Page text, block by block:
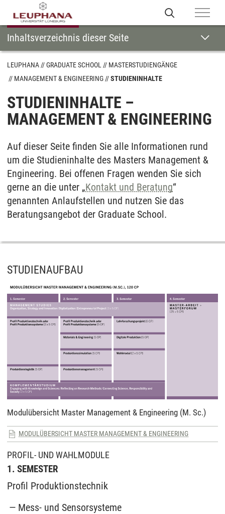
LEUPHANA GRADUATE SCHOOL
MASTERSTUDIENGÄNGE
MANAGEMENT & ENGINEERING
STUDIENINHALTE
STUDIENINHALTE –
MANAGEMENT & ENGINEERING
Auf dieser Seite finden Sie alle Informationen rund
um die Studieninhalte des Masters Management &
Engineering. Bei offenen Fragen wenden Sie sich
gerne an die unter „Kontakt und Beratung“
genannten Anlaufstellen und nutzen Sie das
Beratungsangebot der Graduate School.
Inhaltsverzeichnis dieser Seite
STUDIENAUFBAU
Modulübersicht Master Management & Engineering (M. Sc.)
MODULÜBERSICHT MASTER MANAGEMENT & ENGINEERING
PROFIL- UND WAHLMODULE
1. SEMESTER
Profil Produktionstechnik
Mess- und Sensorsysteme